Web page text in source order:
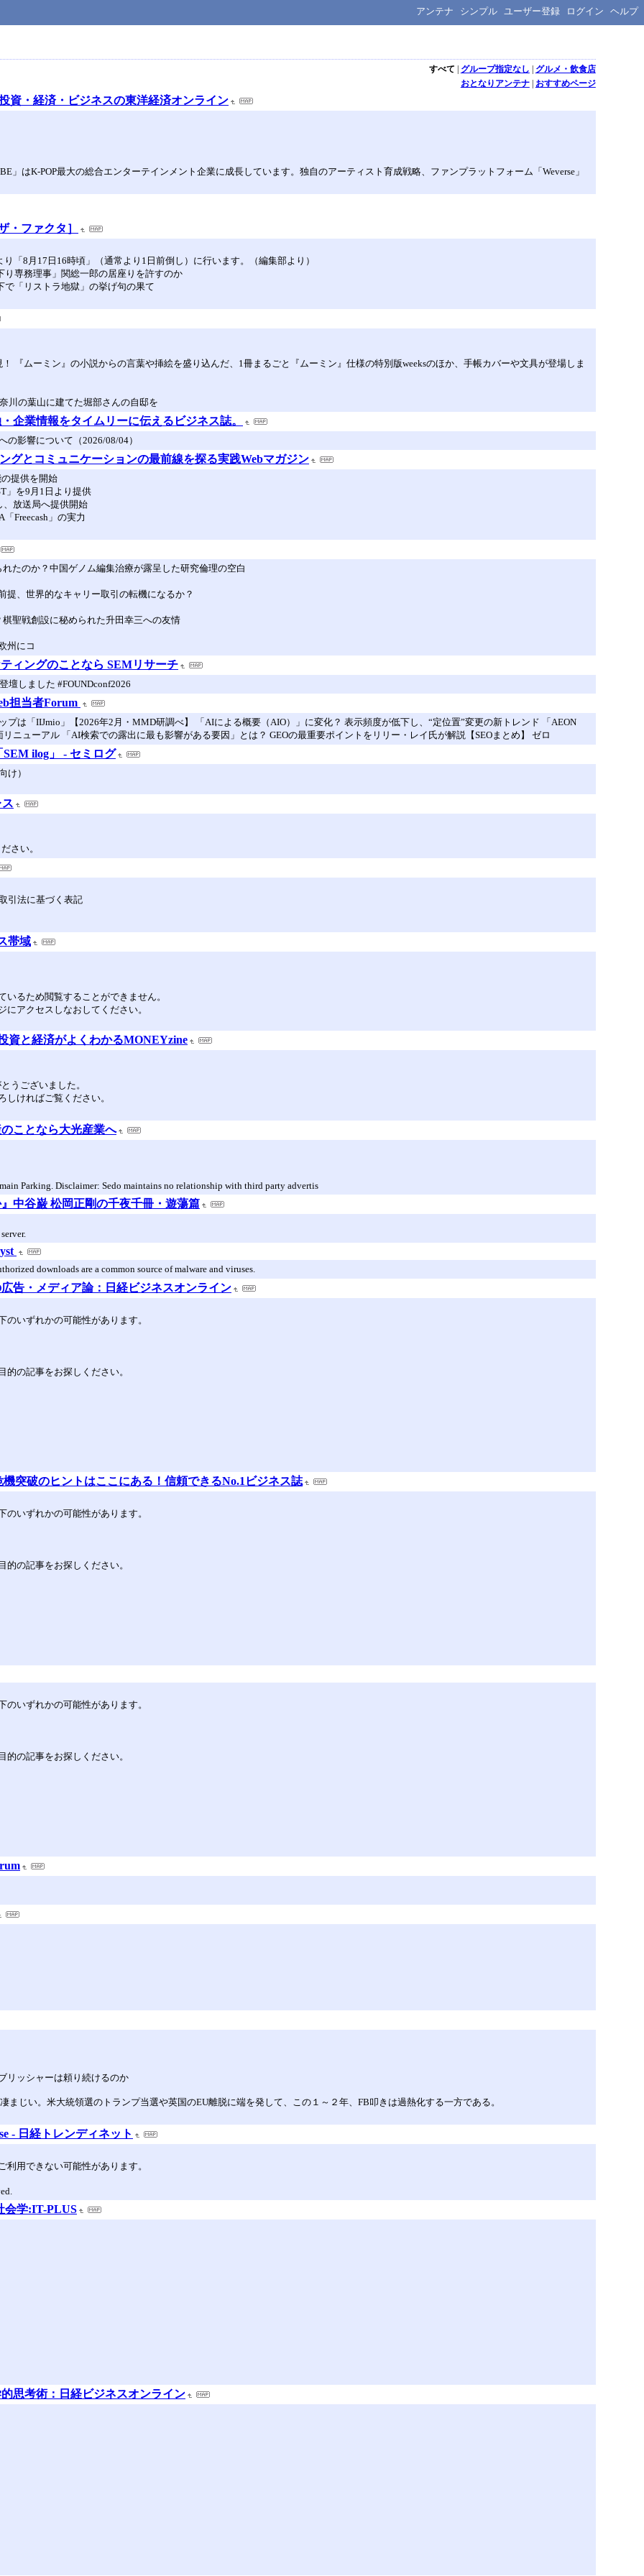
アンテナ シンプル ユーザー登録 ログイン ヘルプ
すべて | グループ指定なし | グルメ・飲食店
おとなりアンテナ| おすすめページ
資・経済・ビジネスの東洋経済オンライン
」はK-POP最大の総合エンターテインメント企業に成長しています。独自のアーティスト育成戦略、ファンプラットフォーム「Weverse」
・ファクタ］
「8月17日16時頃」（通常より1日前倒し）に行います。（編集部より）
専務理事」関総一郎の居座りを許すのか
「リストラ地獄」の挙げ句の果て
『ムーミン』の小説からの言葉や挿絵を盛り込んだ、1冊まるごと『ムーミン』仕様の特別版weeksのほか、手帳カバーや文具が登場しま
川の葉山に建てた堀部さんの自邸を
企業情報をタイムリーに伝えるビジネス誌。
影響について（2026/08/04）
グとコミュニケーションの最前線を探る実践Webマガジン
提供を開始
」を9月1日より提供
、放送局へ提供開始
Freecash」の実力
たのか？中国ゲノム編集治療が露呈した研究倫理の空白
、世界的なキャリー取引の転機になるか？
聖戦創設に秘められた升田幸三への友情
州にコ
ィングのことなら SEMリサーチ
壇しました #FOUNDconf2026
担当者Forum
は「IIJmio」【2026年2月・MMD研調べ】 「AIによる概要（AIO）」に変化？ 表示頻度が低下し、“定位置”変更の新トレンド 「AEON
ニューアル 「AI検索での露出に最も影響がある要因」とは？ GEOの最重要ポイントをリリー・レイ氏が解説【SEOまとめ】 ゼロ
ilog」 - セミログ
け）
さい。
引法に基づく表記
帯域
るため閲覧することができません。
アクセスしなおしてください。
資と経済がよくわかるMONEYzine
うございました。
ければご覧ください。
ことなら大光産業へ
Parking. Disclaimer: Sedo maintains no relationship with third party advertis
中谷巌 松岡正剛の千夜千冊・遊蕩篇
downloads are a common source of malware and viruses.
告・メディア論：日経ビジネスオンライン
いずれかの可能性があります。
の記事をお探しください。
突破のヒントはここにある！信頼できるNo.1ビジネス誌
いずれかの可能性があります。
の記事をお探しください。
いずれかの可能性があります。
の記事をお探しください。
リッシャーは頼り続けるのか
じい。米大統領選のトランプ当選や英国のEU離脱に端を発して、この１～２年、FB叩きは過熱化する一方である。
- 日経トレンディネット
用できない可能性があります。
会学:IT-PLUS
思考術：日経ビジネスオンライン